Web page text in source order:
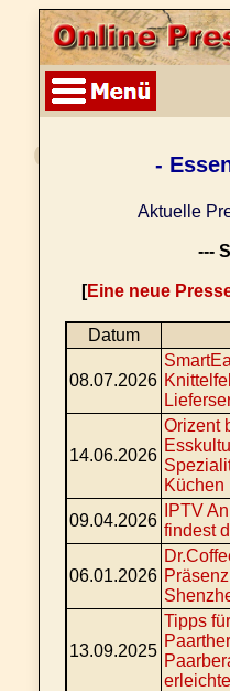
-
Aktuelle
---
[Eine neue
Datum
08.07.2026
14.06.2026
Orizent
Küchen
09.04.2026
IPTV
findest
06.01.2026
13.09.2025
Tipps